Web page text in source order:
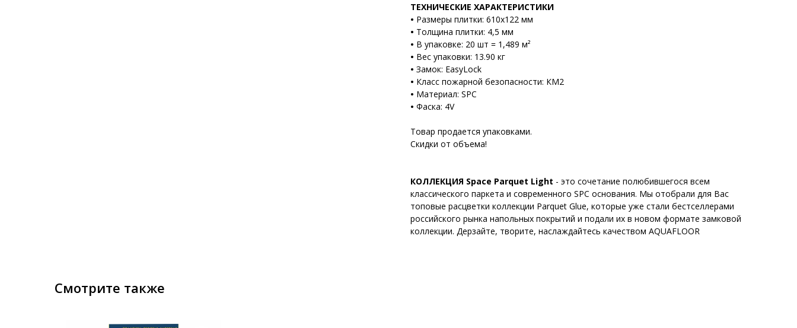
ТЕХНИЧЕСКИЕ ХАРАКТЕРИСТИКИ
• Размеры плитки: 610х122 мм
• Толщина плитки: 4,5 мм
• В упаковке: 20 шт = 1,489 м²
• Вес упаковки: 13.90 кг
• Замок: EasyLock
• Класс пожарной безопасности: КМ2
• Материал: SPC
• Фаска: 4V
Товар продается упаковками.
Скидки от объема!
КОЛЛЕКЦИЯ Space Parquet Light - это сочетание полюбившегося всем
классического паркета и современного SPC основания. Мы отобрали для Вас
топовые расцветки коллекции Parquet Glue, которые уже стали бестселлерами
российского рынка напольных покрытий и подали их в новом формате замковой
коллекции. Дерзайте, творите, наслаждайтесь качеством AQUAFLOOR
Смотрите также